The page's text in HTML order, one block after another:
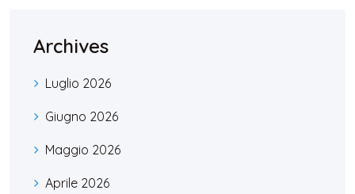
Archives
Luglio 2026
Giugno 2026
Maggio 2026
Aprile 2026